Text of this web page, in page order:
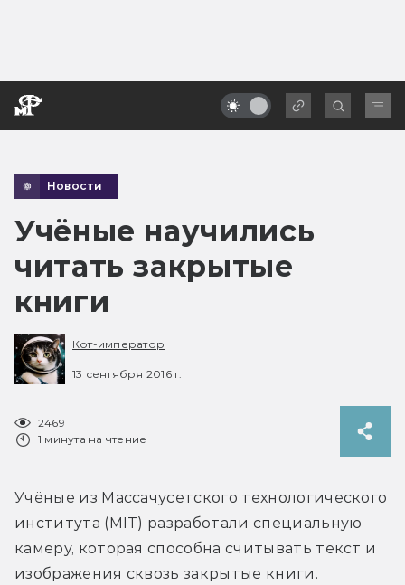
Новости
Учёные научились
читать закрытые
книги
Кот-император
13 сентября 2016 г.
2469
1 минута на чтение
Учёные из Массачусетского технологического
института (MIT) разработали специальную
камеру, которая способна считывать текст и
изображения сквозь закрытые книги.